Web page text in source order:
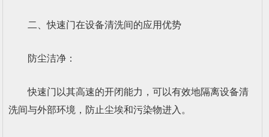
二、快速门在设备清洗间的应用优势
防尘洁净：
快速门以其高速的开闭能力，可以有效地隔离设备清
洗间与外部环境，防止尘埃和污染物进入。